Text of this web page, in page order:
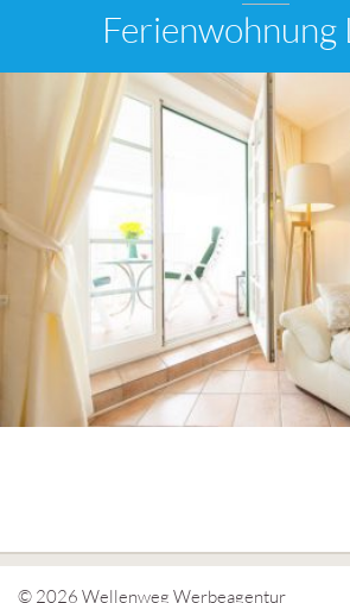
Ferienwohnung
© 2026 Wellenweg Werbeagentur